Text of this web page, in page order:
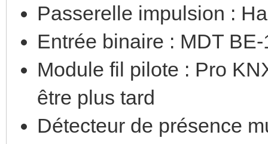
Passerelle impulsion :
Entrée binaire : MDT
Module fil pilote : Pro
être plus tard
Détecteur de présence